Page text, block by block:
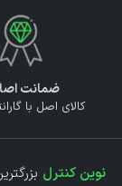
ضمانت
کالای اصل با
نوین کنترل